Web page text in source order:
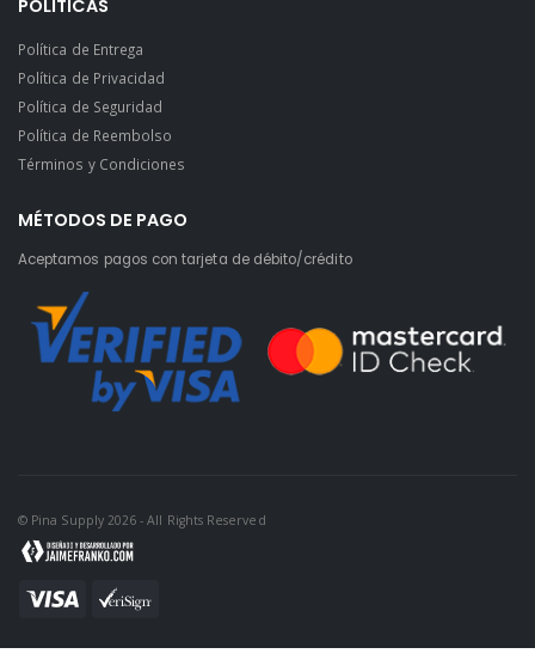
POLÍTICAS
Política de Entrega
Política de Privacidad
Política de Seguridad
Política de Reembolso
Términos y Condiciones
MÉTODOS DE PAGO
Aceptamos pagos con tarjeta de débito/crédito
© Pina Supply 2026 - All Rights Reserved